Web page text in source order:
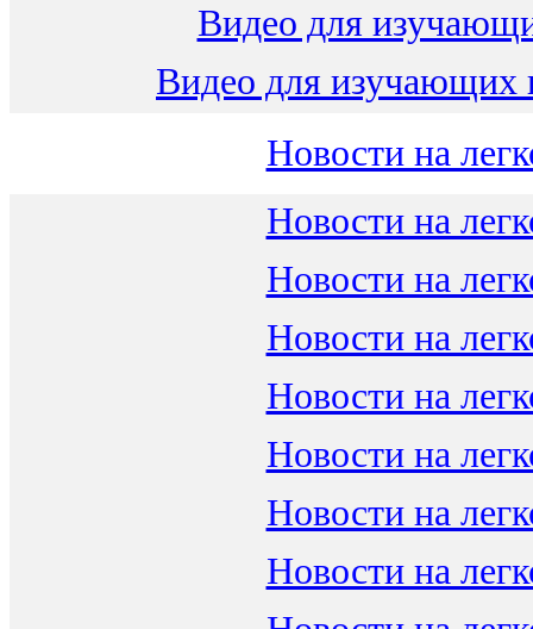
Видео для
Видео для изучающих
Новости на
Новости на
Новости на
Новости на
Новости на
Новости на
Новости на
Новости на